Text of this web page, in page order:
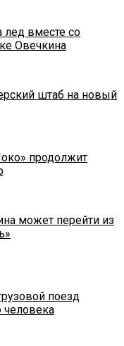
лед вместе со
Овечкина
штаб на новый
продолжит
может перейти из
поезд
человека